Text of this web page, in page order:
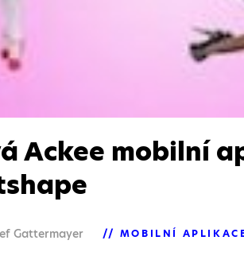
Ackee mobilní
Gattermayer MOBILNÍ